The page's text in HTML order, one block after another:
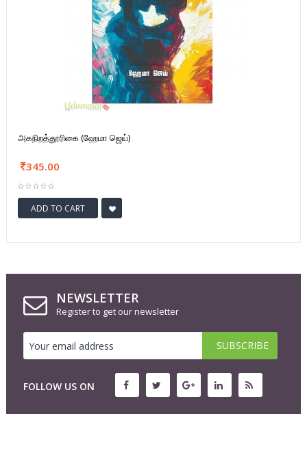
அகநிறத்தூரிகை (ஹேமா ஜெய்)
345.00
ADD TO CART
NEWSLETTER
Register to get our newsletter
FOLLOW US ON